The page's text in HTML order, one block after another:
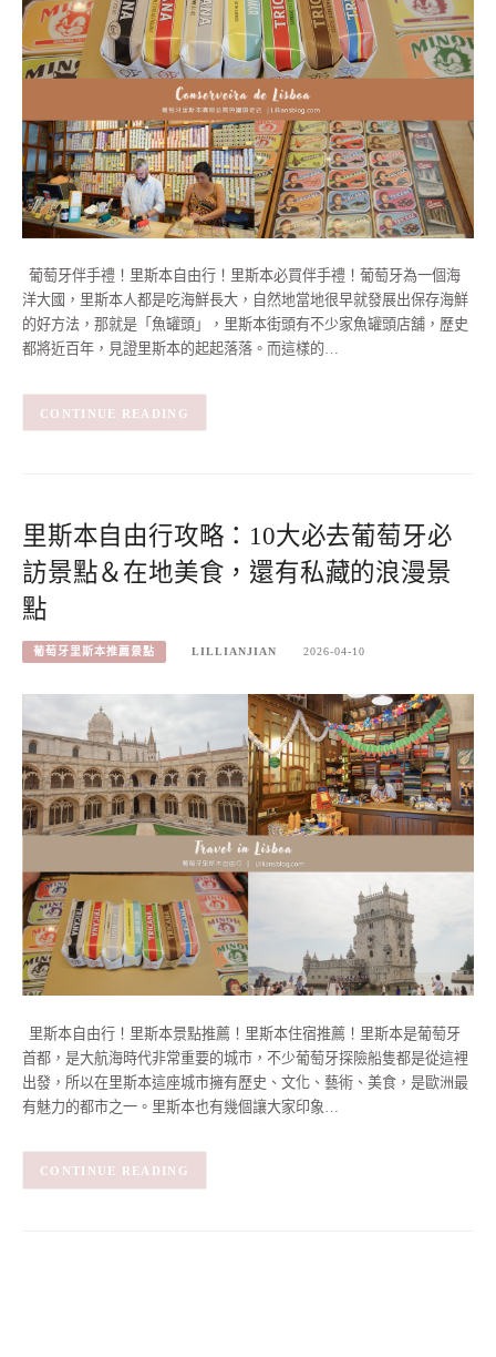
葡萄牙伴手禮！里斯本自由行！里斯本必買伴手禮！葡萄牙為一個海
洋大國，里斯本人都是吃海鮮長大，自然地當地很早就發展出保存海鮮
的好方法，那就是「魚罐頭」，里斯本街頭有不少家魚罐頭店舖，歷史
都將近百年，見證里斯本的起起落落。而這樣的…
CONTINUE READING
里斯本自由行攻略：10大必去葡萄牙必
訪景點＆在地美食，還有私藏的浪漫景
點
葡萄牙里斯本推薦景點 LILLIANJIAN 2026-04-10
里斯本自由行！里斯本景點推薦！里斯本住宿推薦！里斯本是葡萄牙
首都，是大航海時代非常重要的城市，不少葡萄牙探險船隻都是從這裡
出發，所以在里斯本這座城市擁有歷史、文化、藝術、美食，是歐洲最
有魅力的都市之一。里斯本也有幾個讓大家印象…
CONTINUE READING